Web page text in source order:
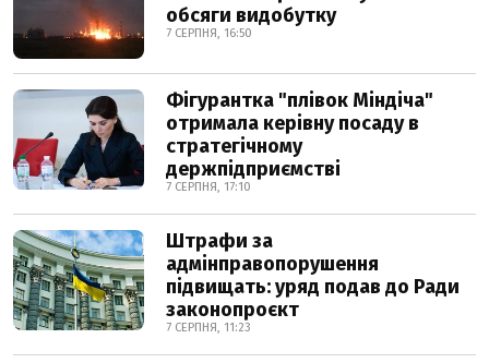
обсяги видобутку
7 СЕРПНЯ, 16:50
Фігурантка "плівок Міндіча"
отримала керівну посаду в
стратегічному
держпідприємстві
7 СЕРПНЯ, 17:10
Штрафи за
адмінправопорушення
підвищать: уряд подав до Ради
законопроєкт
7 СЕРПНЯ, 11:23